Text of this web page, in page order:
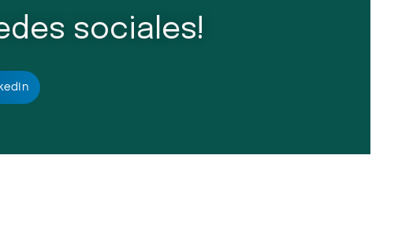
sociales!